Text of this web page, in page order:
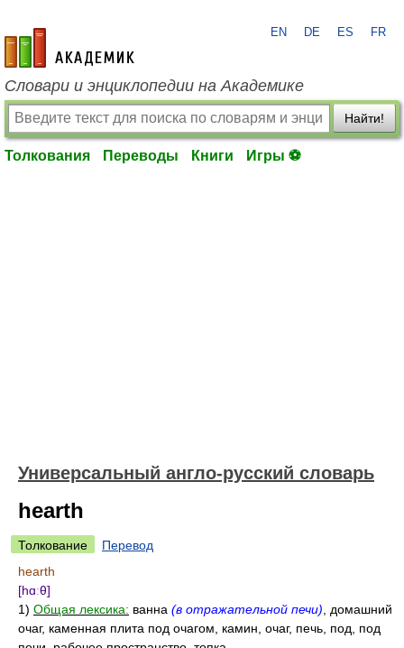
academic.ru
EN DE ES FR
Словари и энциклопедии на Академике
Найти!
Толкования Переводы Книги Игры ⚽
Универсальный англо-русский словарь
hearth
Толкование
Перевод
hearth
[hɑːθ]
1) Общая лексика: ванна (в отражательной печи) , домашний
очаг, каменная плита под очагом, камин, очаг, печь, под, под